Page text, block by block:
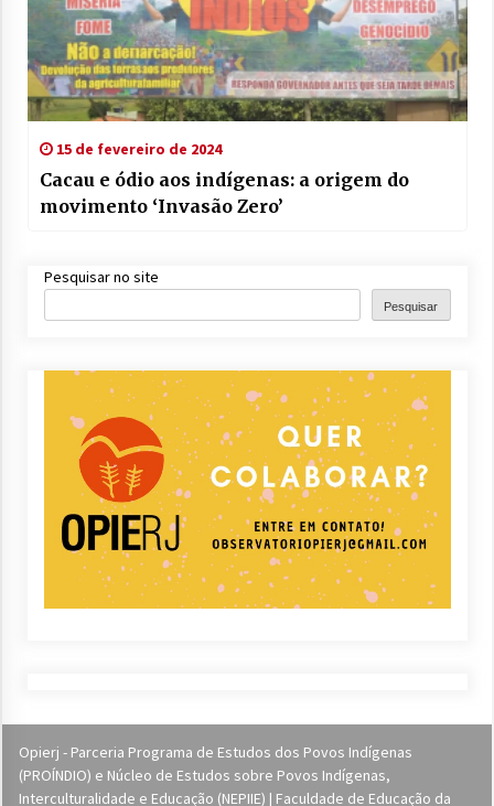
15 de fevereiro de 2024
Cacau e ódio aos indígenas: a origem do
movimento ‘Invasão Zero’
Pesquisar no site
Pesquisar
Opierj - Parceria Programa de Estudos dos Povos Indígenas
(PROÍNDIO) e Núcleo de Estudos sobre Povos Indígenas,
Interculturalidade e Educação (NEPIIE) | Faculdade de Educação da